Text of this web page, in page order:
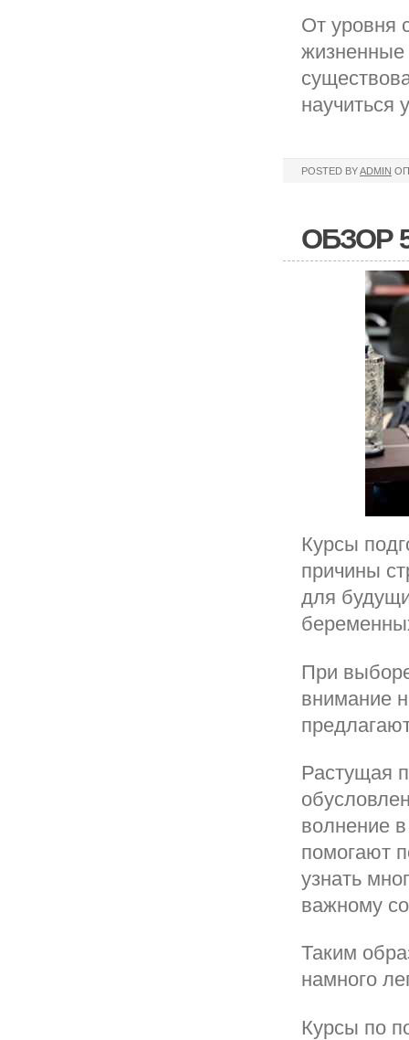
От уровня
жизненные
научиться
POSTED BYADMIN
ОБЗОР
Курсы
причины
для
При
внимание
Растущая
волнение
помогают
узнать
важному
Таким
намного
Курсы по